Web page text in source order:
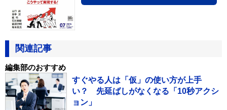
関連記事
編集部のおすすめ
すぐやる人は「仮」の使い方が上手
い？ 先延ばしがなくなる「10秒アクシ
ョン」